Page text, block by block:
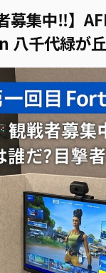
募集中‼】
八千代緑が